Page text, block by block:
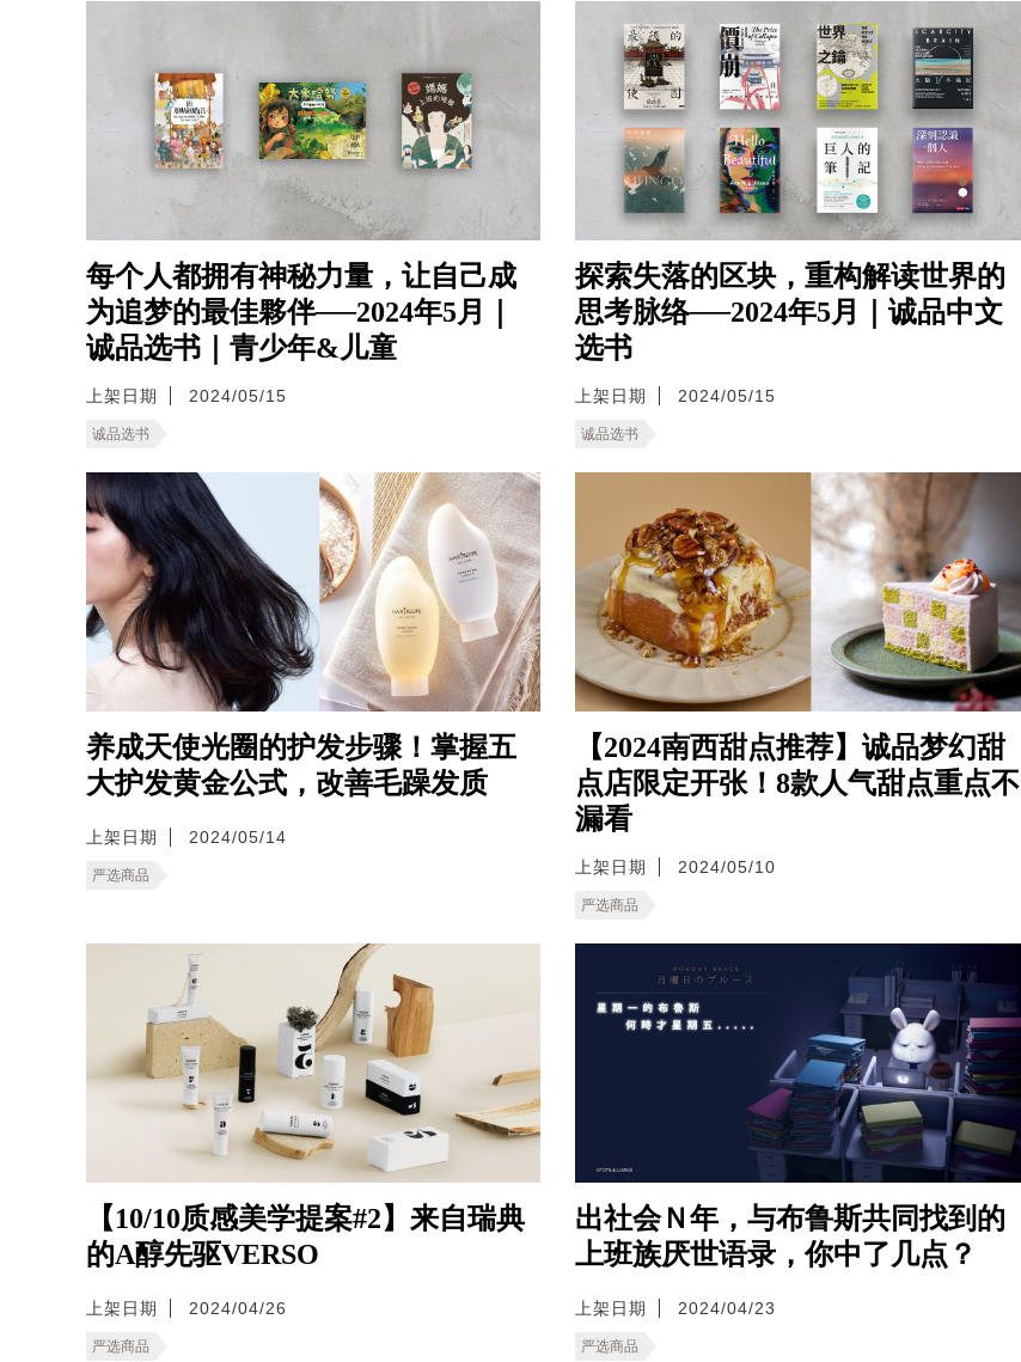
每个人都拥有神秘力量，让自己成
为追梦的最佳夥伴──2024年5月｜
诚品选书｜青少年&儿童
上架日期 2024/05/15
诚品选书
探索失落的区块，重构解读世界的
思考脉络──2024年5月｜诚品中文
选书
上架日期 2024/05/15
诚品选书
养成天使光圈的护发步骤！掌握五
大护发黄金公式，改善毛躁发质
上架日期 2024/05/14
严选商品
【2024南西甜点推荐】诚品梦幻甜
点店限定开张！8款人气甜点重点不
漏看
上架日期 2024/05/10
严选商品
【10/10质感美学提案#2】来自瑞典
的A醇先驱VERSO
上架日期 2024/04/26
严选商品
出社会Ｎ年，与布鲁斯共同找到的
上班族厌世语录，你中了几点？
上架日期 2024/04/23
严选商品